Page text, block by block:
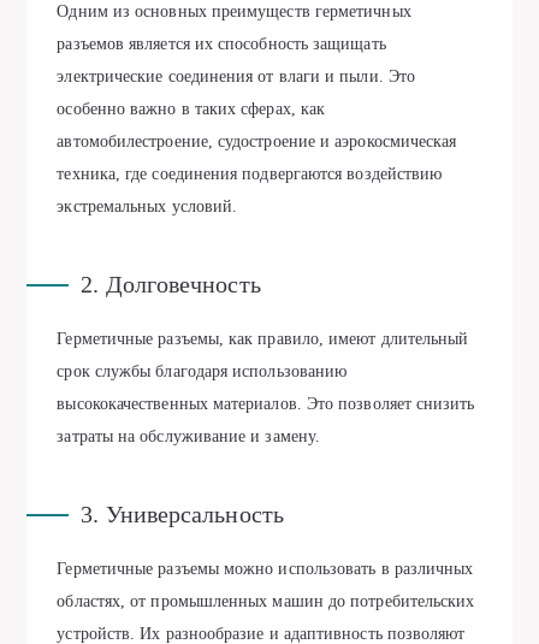
Одним из основных преимуществ герметичных
разъемов является их способность защищать
электрические соединения от влаги и пыли. Это
особенно важно в таких сферах, как
автомобилестроение, судостроение и аэрокосмическая
техника, где соединения подвергаются воздействию
экстремальных условий.
2. Долговечность
Герметичные разъемы, как правило, имеют длительный
срок службы благодаря использованию
высококачественных материалов. Это позволяет снизить
затраты на обслуживание и замену.
3. Универсальность
Герметичные разъемы можно использовать в различных
областях, от промышленных машин до потребительских
устройств. Их разнообразие и адаптивность позволяют